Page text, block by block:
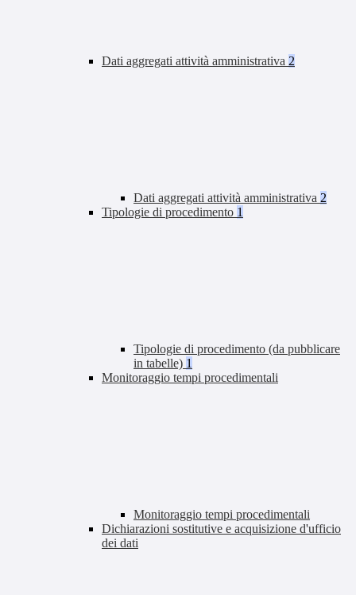
Dati aggregati attività amministrativa 2
Dati aggregati attività amministrativa 2
Tipologie di procedimento 1
Tipologie di procedimento (da pubblicare
in tabelle) 1
Monitoraggio tempi procedimentali
Monitoraggio tempi procedimentali
Dichiarazioni sostitutive e acquisizione d'ufficio
dei dati